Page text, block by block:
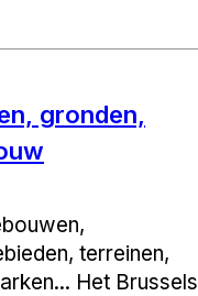
gronden,
terreinen,
Het Brussels